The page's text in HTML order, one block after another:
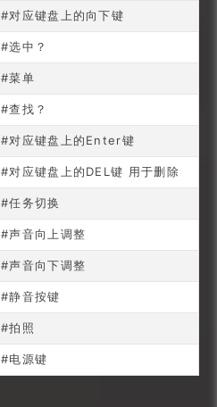
#对应键盘上的向下键
#选中？
#菜单
#查找？
#对应键盘上的Enter键
#对应键盘上的DEL键 用于删除
#任务切换
#声音向上调整
#声音向下调整
#静音按键
#拍照
#电源键